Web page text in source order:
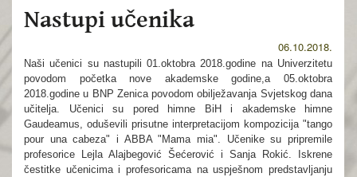
Nastupi učenika
06.10.2018.
Naši učenici su nastupili 01.oktobra 2018.godine na Univerzitetu
povodom početka nove akademske godine,a 05.oktobra
2018.godine u BNP Zenica povodom obilježavanja Svjetskog dana
učitelja. Učenici su pored himne BiH i akademske himne
Gaudeamus, oduševili prisutne interpretacijom kompozicija "tango
pour una cabeza" i ABBA "Mama mia". Učenike su pripremile
profesorice Lejla Alajbegović Šećerović i Sanja Rokić. Iskrene
čestitke učenicima i profesoricama na uspješnom predstavljanju